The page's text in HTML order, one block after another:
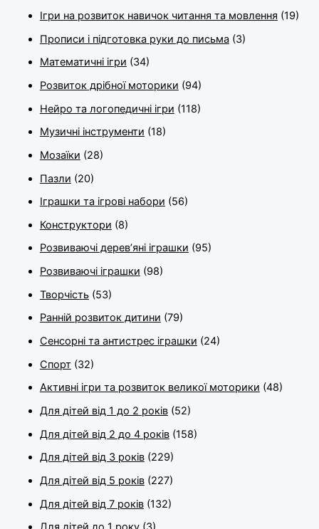
Ігри на розвиток навичок читання та мовлення (19)
Прописи і підготовка руки до письма (3)
Математичні ігри (34)
Розвиток дрібної моторики (94)
Нейро та логопедичні ігри (118)
Музичні інструменти (18)
Мозаїки (28)
Пазли (20)
Іграшки та ігрові набори (56)
Конструктори (8)
Розвиваючі дерев’яні іграшки (95)
Розвиваючі іграшки (98)
Творчість (53)
Ранній розвиток дитини (79)
Сенсорні та антистрес іграшки (24)
Спорт (32)
Активні ігри та розвиток великої моторики (48)
Для дітей від 1 до 2 років (52)
Для дітей від 2 до 4 років (158)
Для дітей від 3 років (229)
Для дітей від 5 років (227)
Для дітей від 7 років (132)